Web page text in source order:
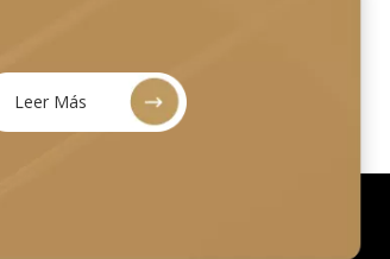
Leer Más